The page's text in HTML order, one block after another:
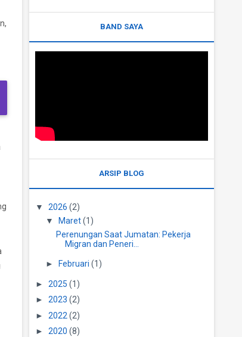
BAND SAYA
ARSIP BLOG
▼ 2026 (2)
▼
Maret (1)
Perenungan Saat Jumatan: Pekerja
Migran dan Peneri...
► Februari (1)
► 2025 (1)
► 2023 (2)
► 2022 (2)
► 2020 (8)